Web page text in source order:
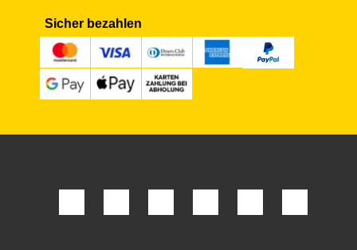
Sicher bezahlen